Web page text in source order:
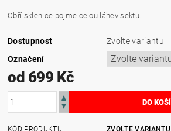
Obří sklenice pojme celou láhev sektu.
Dostupnost
Zvolte variantu
Označení
od 699 Kč
KÓD PRODUKTU
ZVOLTE VARIANTU